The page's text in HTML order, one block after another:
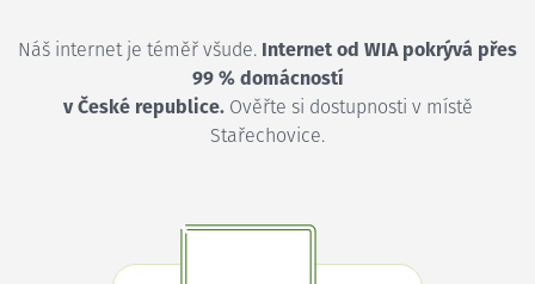
Náš internet je téměř všude. Internet od WIA pokrývá přes
99 % domácností
v České republice.Ověřte si dostupnosti v místě
Stařechovice.